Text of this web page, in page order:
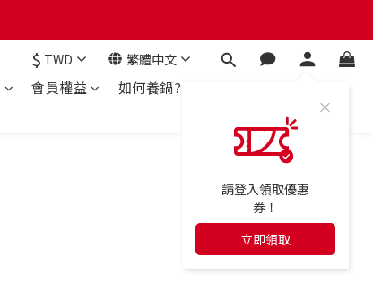
$ TWD 繁體中文
請登入領取優惠
券！
立即領取
會員權益 如何養鍋?